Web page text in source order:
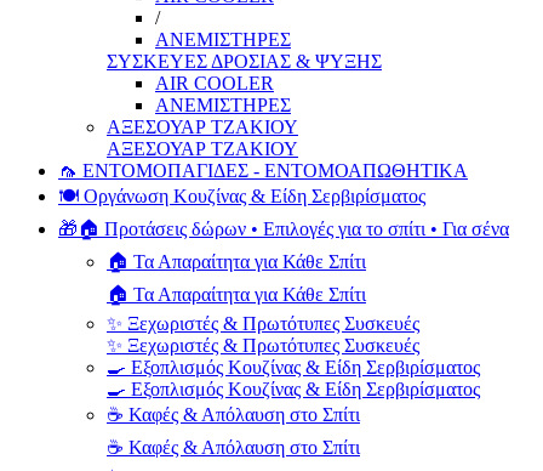
/
ΑΝΕΜΙΣΤΗΡΕΣ
ΣΥΣΚΕΥΕΣ ΔΡΟΣΙΑΣ & ΨΥΞΗΣ
AIR COOLER
ΑΝΕΜΙΣΤΗΡΕΣ
ΑΞΕΣΟΥΑΡ ΤΖΑΚΙΟΥ
ΑΞΕΣΟΥΑΡ ΤΖΑΚΙΟΥ
🦟 ΕΝΤΟΜΟΠΑΓΙΔΕΣ - ΕΝΤΟΜΟΑΠΩΘΗΤΙΚΑ
🍽️ Οργάνωση Κουζίνας & Είδη Σερβιρίσματος
🎁🏠 Προτάσεις δώρων • Επιλογές για το σπίτι • Για σένα
🏠 Τα Απαραίτητα για Κάθε Σπίτι
🏠 Τα Απαραίτητα για Κάθε Σπίτι
✨ Ξεχωριστές & Πρωτότυπες Συσκευές
✨ Ξεχωριστές & Πρωτότυπες Συσκευές
🍳 Εξοπλισμός Κουζίνας & Είδη Σερβιρίσματος
🍳 Εξοπλισμός Κουζίνας & Είδη Σερβιρίσματος
☕ Καφές & Απόλαυση στο Σπίτι
☕ Καφές & Απόλαυση στο Σπίτι